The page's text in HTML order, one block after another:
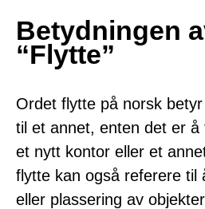
Betydningen
“Flytte”
Ordet flytte på norsk
til et annet, enten det er å
et nytt kontor eller et
flytte kan også referere til
eller plassering av